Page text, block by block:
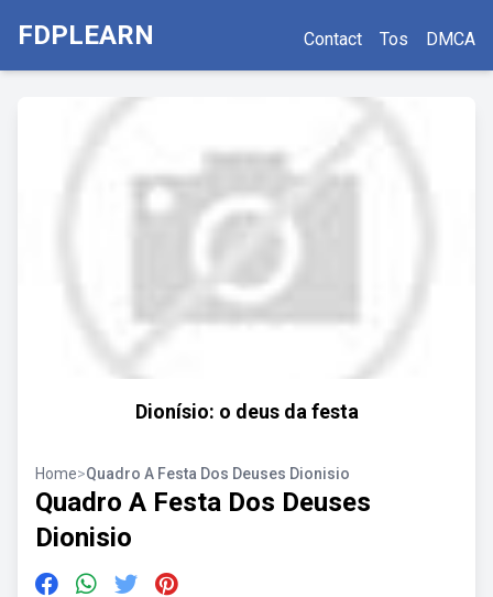
FDPLEARN Contact Tos DMCA
Dionísio: o deus da festa
Home>Quadro A Festa Dos Deuses Dionisio
Quadro A Festa Dos Deuses
Dionisio